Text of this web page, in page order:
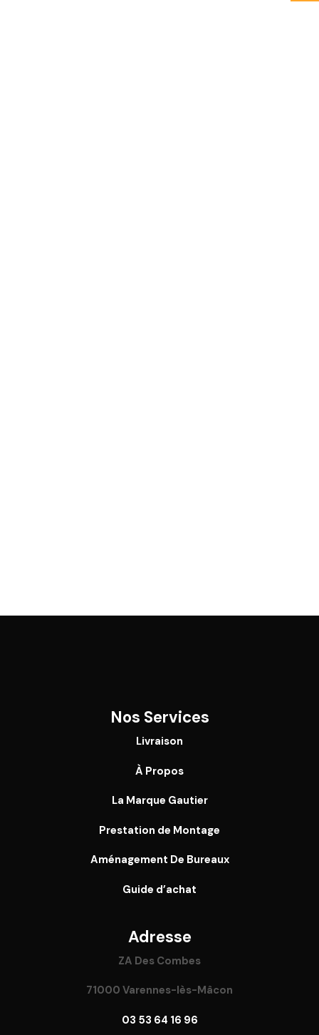
Nos Services
Livraison
À Propos
La Marque Gautier
Prestation de Montage
Aménagement De Bureaux
Guide d’achat
Adresse
ZA Des Combes
71000 Varennes-lès-Mâcon
03 53 64 16 96